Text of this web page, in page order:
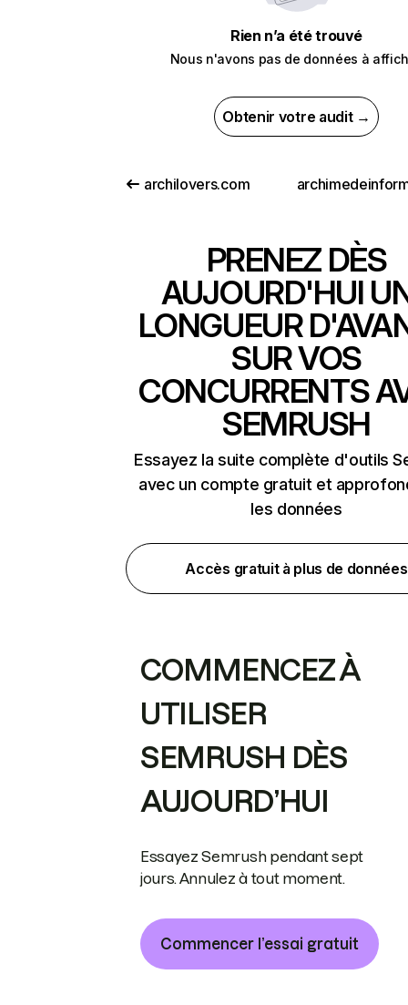
Rien n’a été trouvé
Nous n'avons pas de données à
Obtenir votre audit →
archilovers.com
PRENEZ DÈS
AUJOURD'HUI
LONGUEUR
SUR VOS
CONCURRENTS
SEMRUSH
Essayez la suite complète d'outils
avec un compte gratuit et
les données
Accès gratuit à plus de données
COMMENCEZ À
UTILISER
SEMRUSH DÈS
AUJOURD’HUI
Essayez Semrush pendant sept
jours. Annulez à tout moment.
Commencer l’essai gratuit